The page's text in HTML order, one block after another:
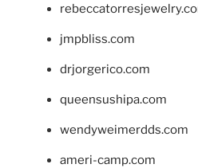
jmpbliss.com
drjorgerico.com
queensushipa.com
wendyweimerdds.com
ameri-camp.com